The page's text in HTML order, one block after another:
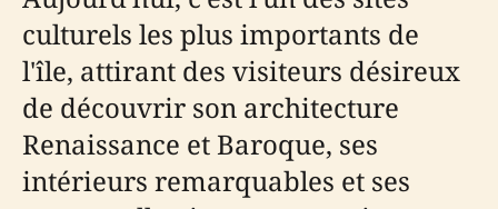
culturels les plus importants de
l'île, attirant des visiteurs désireux
de découvrir son architecture
Renaissance et Baroque, ses
intérieurs remarquables et ses